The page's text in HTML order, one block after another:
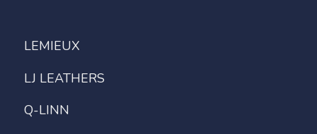
LEMIEUX
LJ LEATHERS
Q-LINN